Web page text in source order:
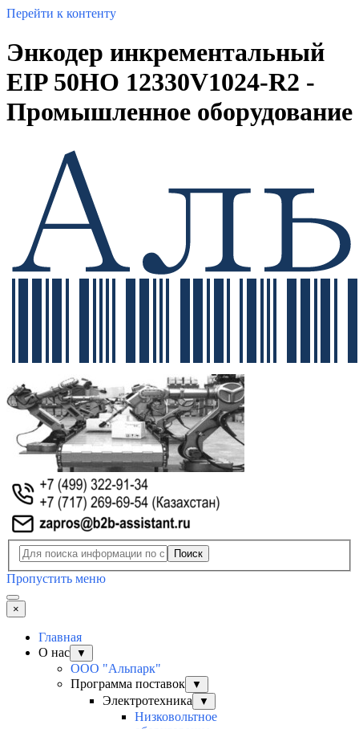
Перейти к контенту
Энкодер инкрементальный
EIP 50HO 12330V1024-R2 -
Промышленное оборудование
Поиск
Пропустить меню
×
Главная
О нас
▼
ООО "Альпарк"
Программа поставок
▼
Электротехника ▼
Низковольтное